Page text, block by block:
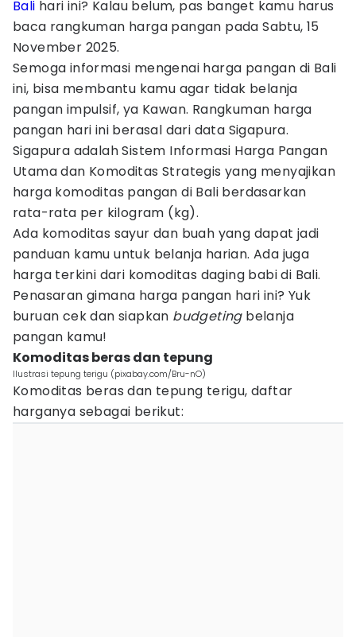
Bali hari ini? Kalau belum, pas banget kamu harus
baca rangkuman harga pangan pada Sabtu, 15
November 2025.
Semoga informasi mengenai harga pangan di Bali
ini, bisa membantu kamu agar tidak belanja
pangan impulsif, ya Kawan. Rangkuman harga
pangan hari ini berasal dari data Sigapura.
Sigapura adalah Sistem Informasi Harga Pangan
Utama dan Komoditas Strategis yang menyajikan
harga komoditas pangan di Bali berdasarkan
rata-rata per kilogram (kg).
Ada komoditas sayur dan buah yang dapat jadi
panduan kamu untuk belanja harian. Ada juga
harga terkini dari komoditas daging babi di Bali.
Penasaran gimana harga pangan hari ini? Yuk
buruan cek dan siapkan budgeting belanja
pangan kamu!
Komoditas beras dan tepung
Ilustrasi tepung terigu (pixabay.com/Bru-nO)
Komoditas beras dan tepung terigu, daftar
harganya sebagai berikut: